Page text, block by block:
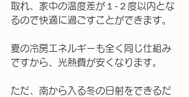
取れ、家中の温度差が１-２度以内とな
るので快適に過ごすことができます。
夏の冷房エネルギーも全く同じ仕組み
ですから、光熱費が安くなります。
ただ、南から入る冬の日射をできるだ